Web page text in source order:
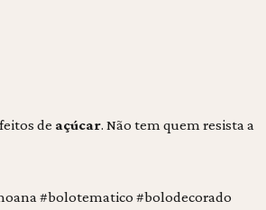
de açúcar. Não tem quem resista a
#bolotematico #bolodecorado